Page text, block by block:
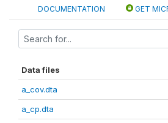
DOCUMENTATION GET
Data files
a_cov.dta
a_cp.dta